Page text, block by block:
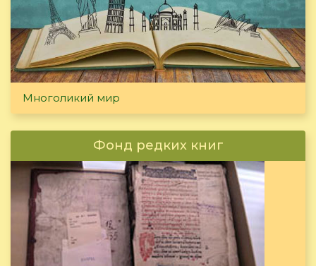
Многоликий мир
Фонд редких книг